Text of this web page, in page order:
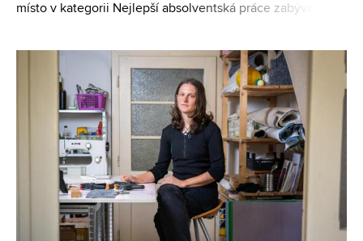
místo v kategorii Nejlepší absolventská práce zabývající se
energetika získal Ing. Marek Kollmann z Fakulty st